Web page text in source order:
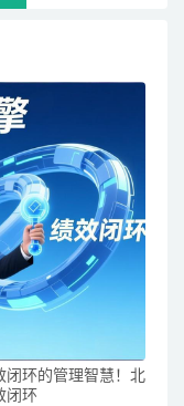
闭环的管理智慧！北
闭环